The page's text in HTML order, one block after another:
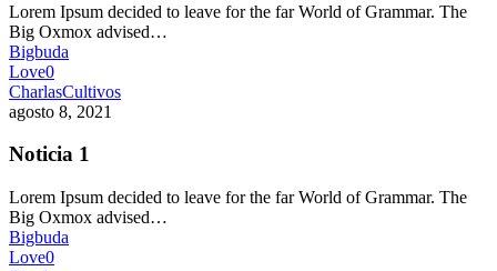
Lorem Ipsum decided to leave for the far World of Grammar. The
Big Oxmox advised…
Bigbuda
Love0
CharlasCultivos
agosto 8, 2021
Noticia 1
Lorem Ipsum decided to leave for the far World of Grammar. The
Big Oxmox advised…
Bigbuda
Love0